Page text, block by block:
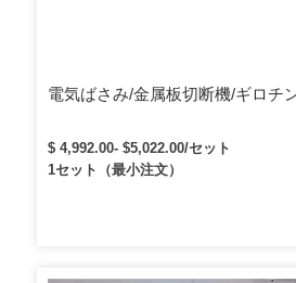
電気ばさみ/金属板切断機/ギロチ
$ 4,992.00- $5,022.00/セット
1セット（最小注文）